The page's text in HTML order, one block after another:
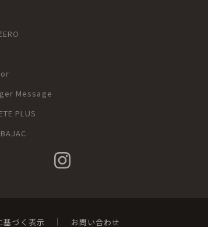
Message
PLUS
基づく表示 お問い合わせ